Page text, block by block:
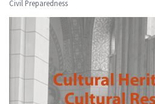
Civil Preparedness